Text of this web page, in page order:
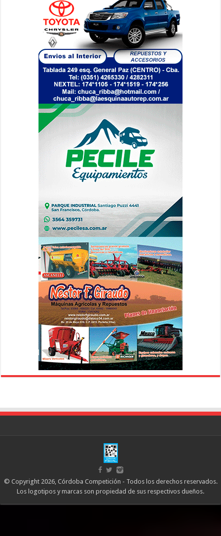
© Copyright 2026, Córdoba Competición - Todos los derechos reservados.
Los logotipos y marcas son propiedad de sus respectivos dueños.